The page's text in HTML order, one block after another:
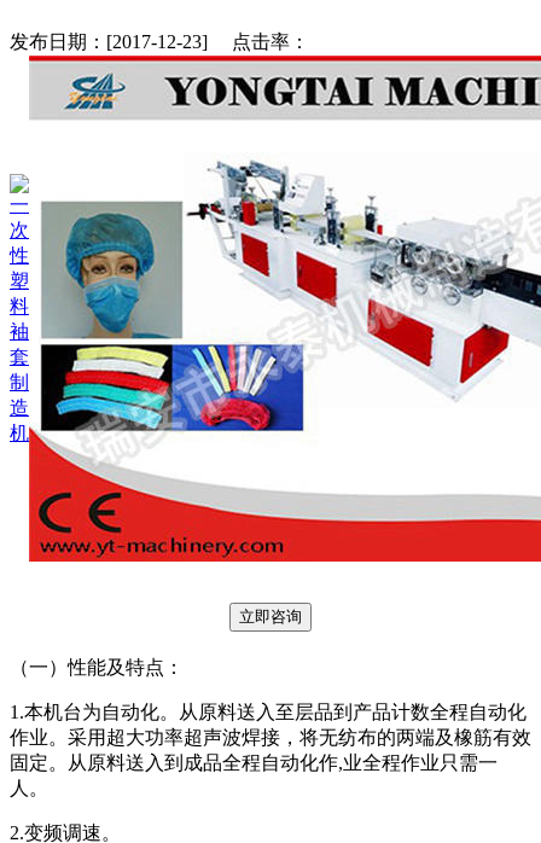
发布日期：[2017-12-23] 点击率：
立即咨询
（一）性能及特点：
1.本机台为自动化。从原料送入至层品到产品计数全程自动化
作业。采用超大功率超声波焊接，将无纺布的两端及橡筋有效
固定。从原料送入到成品全程自动化作,业全程作业只需一
人。
2.变频调速。